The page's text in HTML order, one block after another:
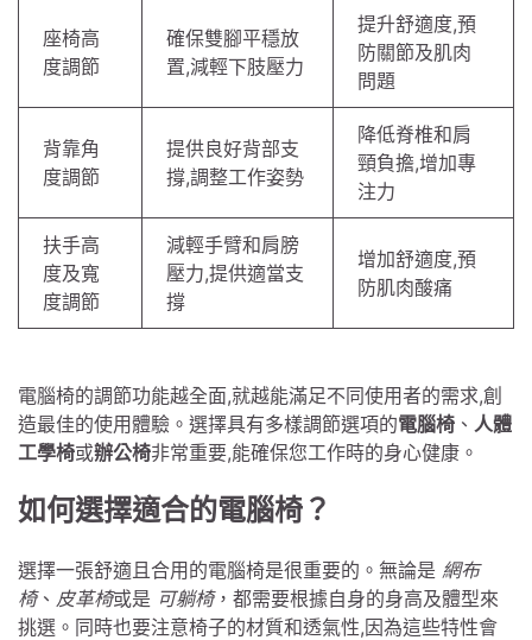
座椅高
度調節
確保雙腳平穩放
置,減輕下肢壓力
提升舒適度,預
防關節及肌肉
問題
背靠角
度調節
提供良好背部支
撐,調整工作姿勢
降低脊椎和肩
頸負擔,增加專
注力
扶手高
度及寬
度調節
減輕手臂和肩膀
壓力,提供適當支
撐
增加舒適度,預
防肌肉酸痛
電腦椅的調節功能越全面,就越能滿足不同使用者的需求,創
造最佳的使用體驗。選擇具有多樣調節選項的電腦椅 、 人體
工學椅或辦公椅非常重要,能確保您工作時的身心健康。
如何選擇適合的電腦椅？
選擇一張舒適且合用的電腦椅是很重要的。無論是 網布
椅、 皮革椅或是 可躺椅，都需要根據自身的身高及體型來
挑選。同時也要注意椅子的材質和透氣性,因為這些特性會